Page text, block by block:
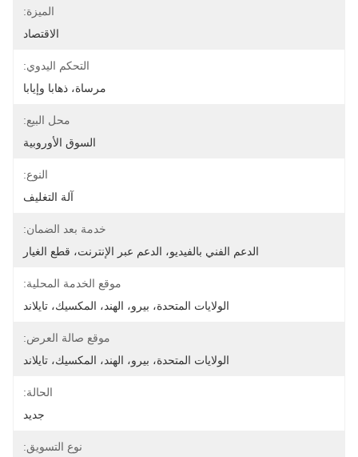
الميزة:
الاقتصاد
التحكم اليدوي:
مرساة، ذهابا وإيابا
محل البيع:
السوق الأوروبية
النوع:
آلة التغليف
خدمة بعد الضمان:
الدعم الفني بالفيديو، الدعم عبر الإنترنت، قطع الغيار
موقع الخدمة المحلية:
الولايات المتحدة، بيرو، الهند، المكسيك، تايلاند
موقع صالة العرض:
الولايات المتحدة، بيرو، الهند، المكسيك، تايلاند
الحالة:
جديد
نوع التسويق: